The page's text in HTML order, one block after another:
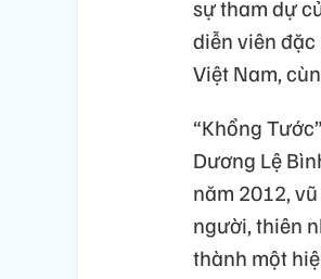
sự tham dự
diễn viên
Việt Nam,
“Khổng
Dương Lệ
năm 2012,
người, thiên
thành một